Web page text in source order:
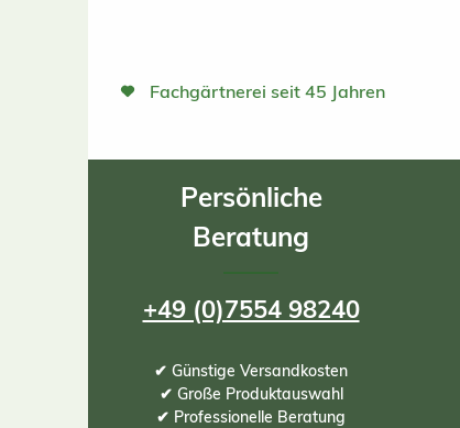
Fachgärtnerei seit 45 Jahren
Persönliche
Beratung
+49 (0)7554 98240
✔ Günstige Versandkosten
✔ Große Produktauswahl
✔ Professionelle Beratung